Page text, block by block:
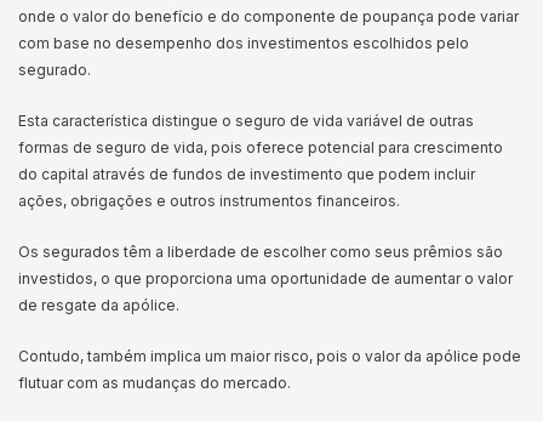
onde o valor do benefício e do componente de poupança pode variar
com base no desempenho dos investimentos escolhidos pelo
segurado.
Esta característica distingue o seguro de vida variável de outras
formas de seguro de vida, pois oferece potencial para crescimento
do capital através de fundos de investimento que podem incluir
ações, obrigações e outros instrumentos financeiros.
Os segurados têm a liberdade de escolher como seus prêmios são
investidos, o que proporciona uma oportunidade de aumentar o valor
de resgate da apólice.
Contudo, também implica um maior risco, pois o valor da apólice pode
flutuar com as mudanças do mercado.